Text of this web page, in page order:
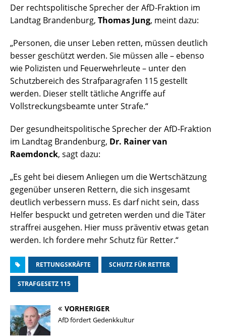
Der rechtspolitische Sprecher der AfD-Fraktion im
Landtag Brandenburg, Thomas Jung, meint dazu:
„Personen, die unser Leben retten, müssen deutlich
besser geschützt werden. Sie müssen alle – ebenso
wie Polizisten und Feuerwehrleute – unter den
Schutzbereich des Strafparagrafen 115 gestellt
werden. Dieser stellt tätliche Angriffe auf
Vollstreckungsbeamte unter Strafe.“
Der gesundheitspolitische Sprecher der AfD-Fraktion
im Landtag Brandenburg, Dr. Rainer van
Raemdonck, sagt dazu:
„Es geht bei diesem Anliegen um die Wertschätzung
gegenüber unseren Rettern, die sich insgesamt
deutlich verbessern muss. Es darf nicht sein, dass
Helfer bespuckt und getreten werden und die Täter
straffrei ausgehen. Hier muss präventiv etwas getan
werden. Ich fordere mehr Schutz für Retter.“
RETTUNGSKRÄFTE SCHUTZ FÜR RETTER
STRAFGESETZ 115
VORHERIGER
AfD fördert Gedenkkultur